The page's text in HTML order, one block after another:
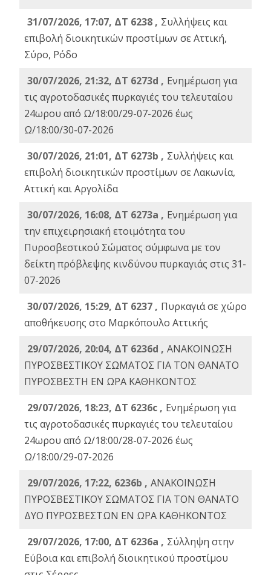
31/07/2026, 17:07, ΔΤ 6238 , Συλλήψεις και
επιβολή διοικητικών προστίμων σε Αττική,
Σύρο, Ρόδο
30/07/2026, 21:32, ΔΤ 6273d , Ενημέρωση για
τις αγροτοδασικές πυρκαγιές του τελευταίου
24ωρου από Ω/18:00/29-07-2026 έως
Ω/18:00/30-07-2026
30/07/2026, 21:01, ΔΤ 6273b , Συλλήψεις και
επιβολή διοικητικών προστίμων σε Λακωνία,
Αττική και Αργολίδα
30/07/2026, 16:08, ΔΤ 6273a , Ενημέρωση για
την επιχειρησιακή ετοιμότητα του
Πυροσβεστικού Σώματος σύμφωνα με τον
δείκτη πρόβλεψης κινδύνου πυρκαγιάς στις 31-
07-2026
30/07/2026, 15:29, ΔΤ 6237 , Πυρκαγιά σε χώρο
αποθήκευσης στο Μαρκόπουλο Αττικής
29/07/2026, 20:04, ΔΤ 6236d , ΑΝΑΚΟΙΝΩΣΗ
ΠΥΡΟΣΒΕΣΤΙΚΟΥ ΣΩΜΑΤΟΣ ΓΙΑ ΤΟΝ ΘΑΝΑΤΟ
ΠΥΡΟΣΒΕΣΤΗ ΕΝ ΩΡΑ ΚΑΘΗΚΟΝΤΟΣ
29/07/2026, 18:23, ΔΤ 6236c , Ενημέρωση για
τις αγροτοδασικές πυρκαγιές του τελευταίου
24ωρου από Ω/18:00/28-07-2026 έως
Ω/18:00/29-07-2026
29/07/2026, 17:22, 6236b , ΑΝΑΚΟΙΝΩΣΗ
ΠΥΡΟΣΒΕΣΤΙΚΟΥ ΣΩΜΑΤΟΣ ΓΙΑ ΤΟΝ ΘΑΝΑΤΟ
ΔΥΟ ΠΥΡΟΣΒΕΣΤΩΝ ΕΝ ΩΡΑ ΚΑΘΗΚΟΝΤΟΣ
29/07/2026, 17:00, ΔΤ 6236a , Σύλληψη στην
Εύβοια και επιβολή διοικητικού προστίμου